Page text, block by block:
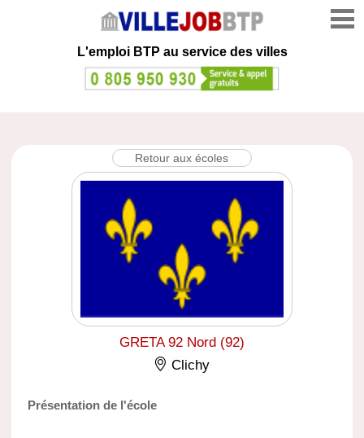
L'emploi BTP au service des villes
Retour aux écoles
GRETA 92 Nord (92)
Clichy
Présentation de l'école